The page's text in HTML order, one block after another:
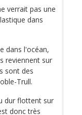
verrait pas une
dans
dans l'océan,
reviennent sur
sont des
Trull.
dur flottent sur
donc très